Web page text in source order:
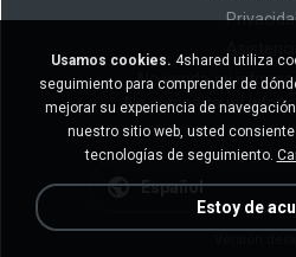
No venda mi
No comparta mi
Español
Usamos cookies. 4shared utiliza
seguimiento para comprender de
mejorar su experiencia de
nuestro sitio web, usted
tecnologías de seguimiento.
Estoy de